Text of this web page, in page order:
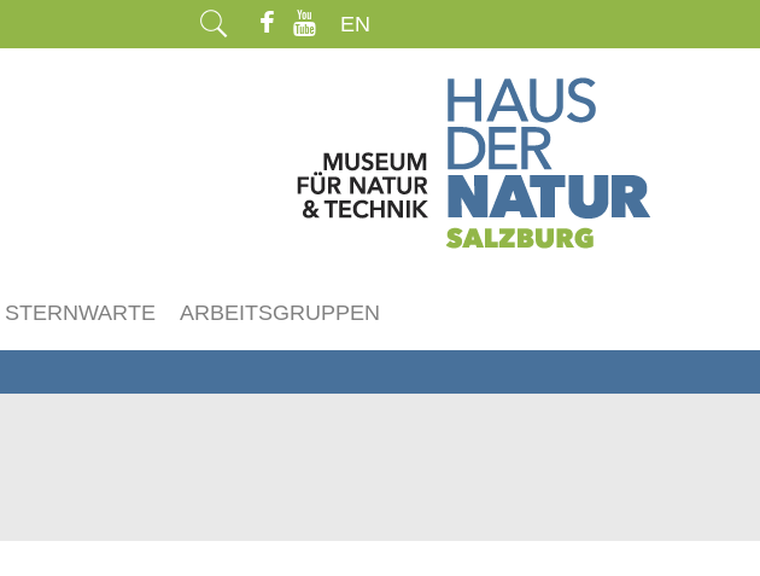
EN
STERNWARTE ARBEITSGRUPPEN